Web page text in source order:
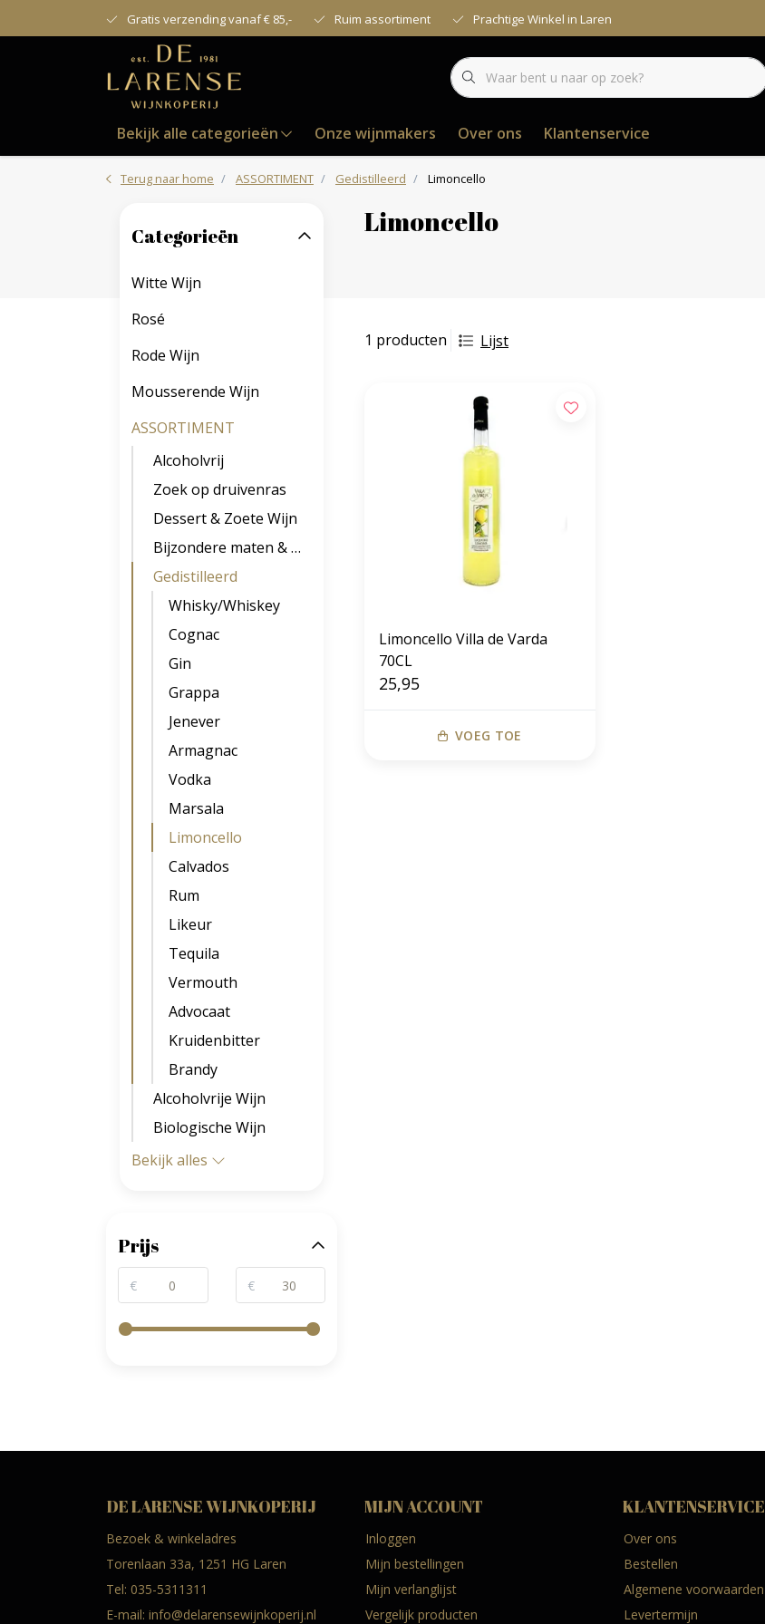
Gratis verzending vanaf € 85,- Ruim assortiment Prachtige Winkel in Laren
Bekijk alle categorieën Onze wijnmakers Over ons Klantenservice
Terug naar home ASSORTIMENT Gedistilleerd Limoncello
Limoncello
1 producten Lijst
Limoncello Villa de Varda
70CL
25,95
VOEG TOE
Categorieën
Witte Wijn
Rosé
Rode Wijn
Mousserende Wijn
ASSORTIMENT
Alcoholvrij
Zoek op druivenras
Dessert & Zoete Wijn
Bijzondere maten & soorten
Gedistilleerd
Whisky/Whiskey
Cognac
Gin
Grappa
Jenever
Armagnac
Vodka
Marsala
Limoncello
Calvados
Rum
Likeur
Tequila
Vermouth
Advocaat
Kruidenbitter
Brandy
Alcoholvrije Wijn
Biologische Wijn
Bekijk alles
Prijs
€ €
DE LARENSE WIJNKOPERIJ
Bezoek & winkeladres
Torenlaan 33a, 1251 HG Laren
Tel: 035-5311311
E-mail: info@delarensewijnkoperij.nl
MIJN ACCOUNT
Inloggen
Mijn bestellingen
Mijn verlanglijst
Vergelijk producten
KLANTENSERVICE
Over ons
Bestellen
Algemene voorwaarden
Levertermijn